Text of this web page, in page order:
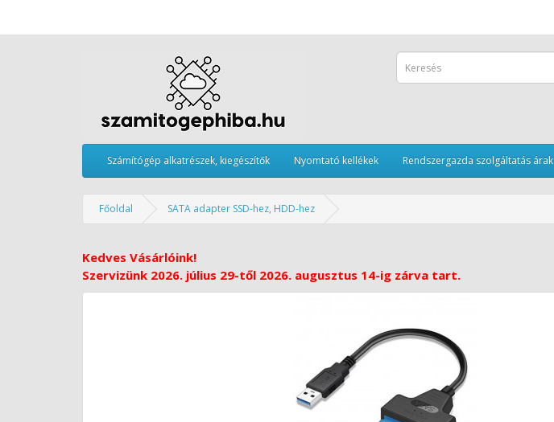
Számítógép alkatrészek, kiegészítők Nyomtató kellékek Rendszergazda szolgáltatás árak
Főoldal SATA adapter SSD-hez, HDD-hez
Kedves Vásárlóink!
Szervizünk 2026. július 29-től 2026. augusztus 14-ig zárva tart.